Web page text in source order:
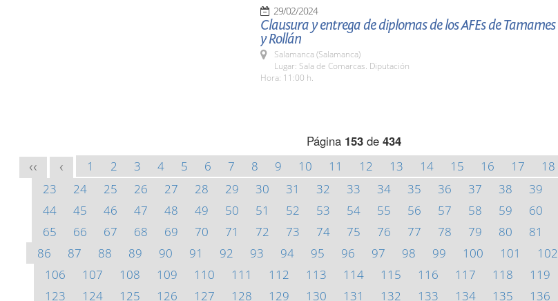
29/02/2024
Clausura y entrega de diplomas de los AFEs de Tamames
y Rollán
Salamanca (Salamanca)
Lugar: Sala de Comarcas. Diputación
Hora: 11:00 h.
Página 153de 434
<< < 1 2 3 4 5 6 7 8 9 10 11 12 13 14 15 16 17 18
23
24 25 26 27 28 29 30 31 32 33 34 35 36 37 38 39
44
45 46 47 48 49 50 51 52 53 54 55 56 57 58 59 60
65
66 67 68 69 70 71 72 73 74 75 76 77 78 79 80 81
86
87 88 89 90 91 92 93 94 95 96 97 98 99 100 101 102
106
107 108 109 110 111 112 113 114 115 116 117 118 119
123
124 125 126 127 128 129 130 131 132 133 134 135 136